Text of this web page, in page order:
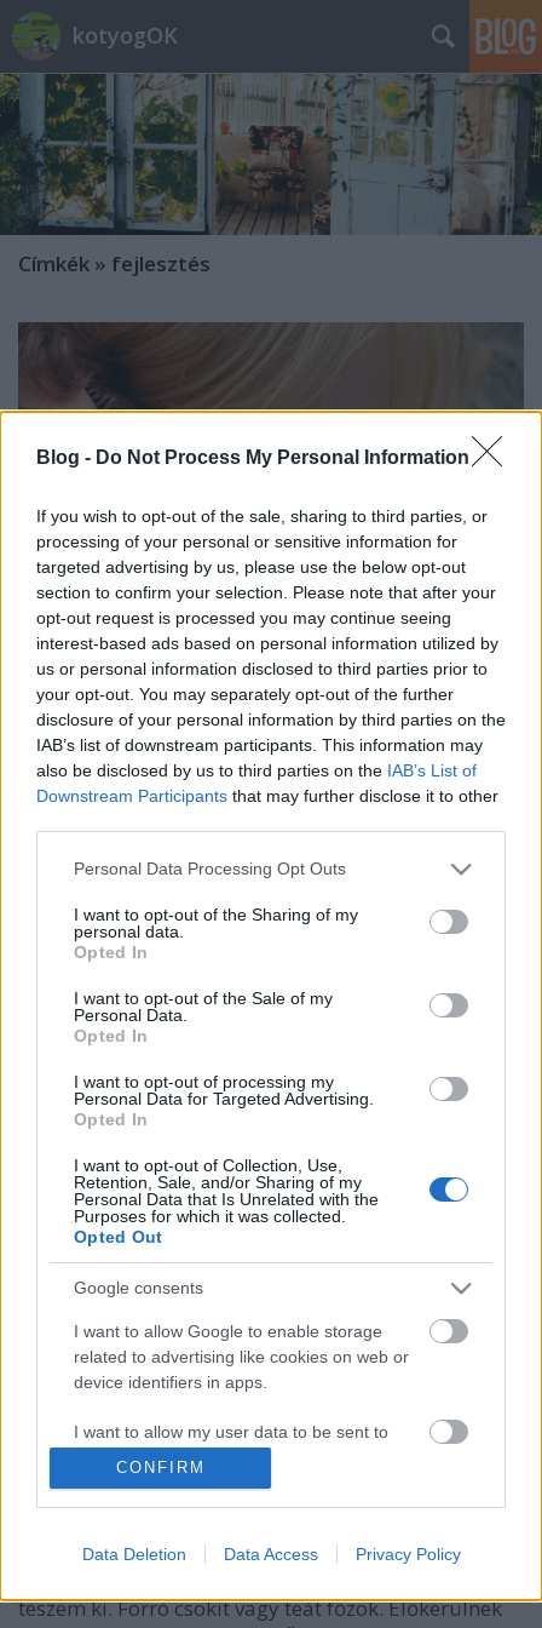
Blog - Do Not Process My Personal Information
If you wish to opt-out of the sale, sharing to third parties, or
processing of your personal or sensitive information for
targeted advertising by us, please use the below opt-out
section to confirm your selection. Please note that after your
opt-out request is processed you may continue seeing
interest-based ads based on personal information utilized by
us or personal information disclosed to third parties prior to
your opt-out. You may separately opt-out of the further
disclosure of your personal information by third parties on the
IAB’s list of downstream participants. This information may
also be disclosed by us to third parties on the IAB’s List of
Downstream Participants that may further disclose it to other
Please note that this website/app uses one or more Google
not limited to your visit or usage behaviour. You may click to
grant or deny consent to Google and its third-party tags to
use your data for below specified purposes in below Google
consent section.
Personal Data Processing Opt Outs
I want to opt-out of the Sharing of my
personal data.
Opted In
I want to opt-out of the Sale of my
Personal Data.
Opted In
I want to opt-out of processing my
Personal Data for Targeted Advertising.
Opted In
I want to opt-out of Collection, Use,
Retention, Sale, and/or Sharing of my
Personal Data that Is Unrelated with the
Purposes for which it was collected.
Opted Out
Google consents
I want to allow Google to enable storage
related to advertising like cookies on web or
device identifiers in apps.
I want to allow my user data to be sent to
Google for online advertising purposes.
I want to allow Google to send me
related to analytics like cookies on web or
CONFIRM
Data Deletion Data Access Privacy Policy
kotyogOK
Címkék » fejlesztés
Milyen játékot válasszunk
kislányunknak?
most.kotyogok•2022. április 26.
Szülőként óriási felelősséggel tartozunk gyerekeink
iránt. Neveljük őket, mesélünk nekik, vigyázunk
szakaszaikban különböző játékokkal játszanak,
hiszen ezek a játékok különbözőképpen fejlesztik a
szociális és kognitív képességeiket. És miért…
Viszlát, kedves ősz?
most.kotyogok •2020. november 17.
Már többször is említettem, hogy jó barátok
hogy esős időben lelkiismeret-furdalás nélkül
teszem ki. Forró csokit vagy teát főzök. Előkerülnek